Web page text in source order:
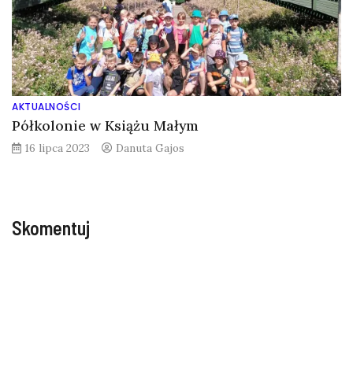
AKTUALNOŚCI
Półkolonie w Książu Małym
16 lipca 2023 Danuta Gajos
Skomentuj